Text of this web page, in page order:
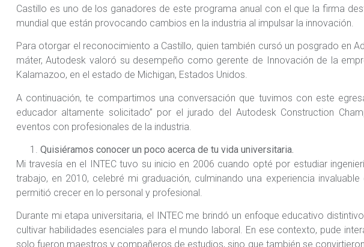
Castillo es uno de los ganadores de este programa anual con el que la firma
mundial que están provocando cambios en la industria al impulsar la innovación.
Para otorgar el reconocimiento a Castillo, quien también cursó un posgrado en
máter, Autodesk valoró su desempeño como gerente de Innovación de la
Kalamazoo, en el estado de Michigan, Estados Unidos.
A continuación, te compartimos una conversación que tuvimos con este
educador altamente solicitado” por el jurado del Autodesk Construction
eventos con profesionales de la industria.
Quisiéramos conocer un poco acerca de tu vida universitaria.
Mi travesía en el INTEC tuvo su inicio en 2006 cuando opté por estudiar
trabajo, en 2010, celebré mi graduación, culminando una experiencia
permitió crecer en lo personal y profesional.
Durante mi etapa universitaria, el INTEC me brindó un enfoque educativo
cultivar habilidades esenciales para el mundo laboral. En ese contexto, pude
solo fueron maestros y compañeros de estudios, sino que también se